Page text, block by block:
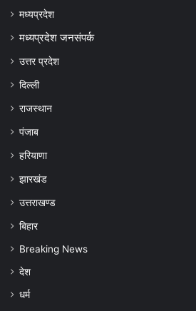
मध्यप्रदेश
मध्यप्रदेश जनसंपर्क
उत्तर प्रदेश
दिल्ली
राजस्थान
पंजाब
हरियाणा
झारखंड
उत्तराखण्ड
बिहार
Breaking News
देश
धर्म